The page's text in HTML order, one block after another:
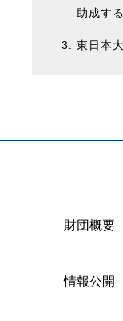
助成する
東日本
財団概要
情報公開